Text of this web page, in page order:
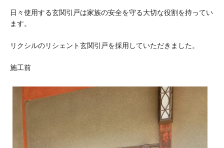
日々使用する玄関引戸は家族の安全を守る大切な役割を持ってい
ます。
リクシルのリシェント玄関引戸を採用していただきました。
施工前